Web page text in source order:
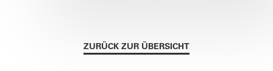
ZURÜCK ZUR ÜBERSICHT